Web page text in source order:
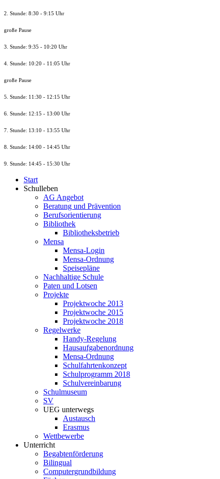
2. Stunde: 8:30 - 9:15 Uhr
große Pause
3. Stunde: 9:35 - 10:20 Uhr
4. Stunde: 10:20 - 11:05 Uhr
große Pause
5. Stunde: 11:30 - 12:15 Uhr
6. Stunde: 12:15 - 13:00 Uhr
7. Stunde: 13:10 - 13:55 Uhr
8. Stunde: 14:00 - 14:45 Uhr
9. Stunde: 14:45 - 15:30 Uhr
Start
Schulleben
AG Angebot
Beratung und Prävention
Berufsorientierung
Bibliothek
Bibliotheksbetrieb
Mensa
Mensa-Login
Mensa-Ordnung
Speisepläne
Nachhaltige Schule
Paten und Lotsen
Projekte
Projektwoche 2013
Projektwoche 2015
Projektwoche 2018
Regelwerke
Handy-Regelung
Hausaufgabenordnung
Mensa-Ordnung
Schulfahrtenkonzept
Schulprogramm 2018
Schulvereinbarung
Schulmuseum
SV
UEG unterwegs
Austausch
Erasmus
Wettbewerbe
Unterricht
Begabtenförderung
Bilingual
Computergrundbildung